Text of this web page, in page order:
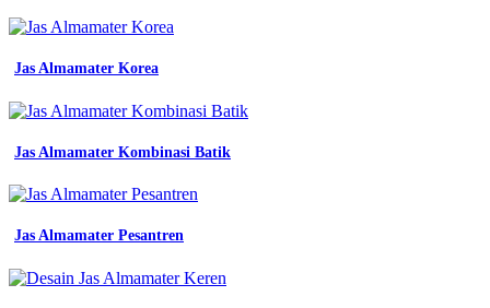
desain
kerja
terbaru
kekinian
150
katalog
desain
seragam
kerja
keren
Jas Almamater Korea
Jas Almamater Kombinasi Batik
Jas Almamater Pesantren